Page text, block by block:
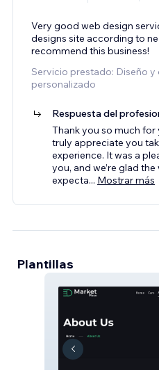
Very good web design
designs site according to
recommend this business!
Servicio prestado: Diseño
personalizado
Respuesta del
Thank you so much for
truly appreciate you
experience. It was a
you, and we’re glad
expecta... Mostrar más
Plantillas